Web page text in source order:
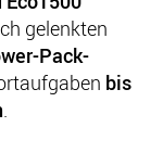
gelenkten
Pack-
bis
.